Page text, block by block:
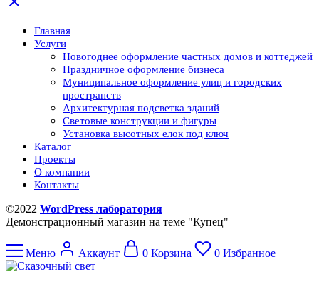
Главная
Услуги
Новогоднее оформление частных домов и коттеджей
Праздничное оформление бизнеса
Муниципальное оформление улиц и городских
пространств
Архитектурная подсветка зданий
Световые конструкции и фигуры
Установка высотных елок под ключ
Каталог
Проекты
О компании
Контакты
©2022 WordPress лаборатория
Демонстрационный магазин на теме "Купец"
Меню Аккаунт 0 Корзина 0 Избранное